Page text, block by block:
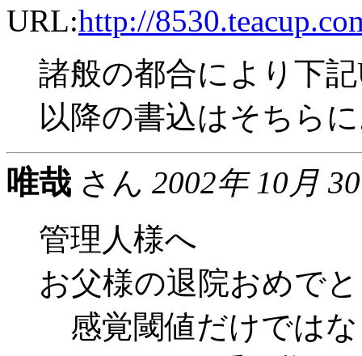
URL:http://
諸般の都合により下
以降の書込はそちら
唯哉 さん 2002年 10月
管理人様へ
お父様の退院おめで
感覚閾値だけでは